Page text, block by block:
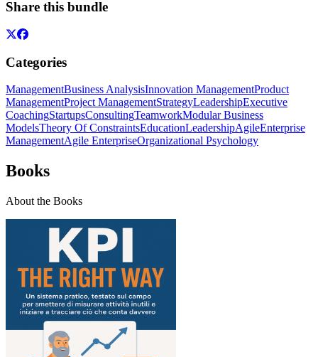
Share this bundle
Categories
ManagementBusiness AnalysisInnovation ManagementProduct
ManagementProject ManagementStrategyLeadershipExecutive
CoachingStartupsConsultingTeamworkModular Business
ModelsTheory Of ConstraintsEducationLeadershipAgileEnterprise
ManagementAgile EnterpriseOrganizational Psychology
Books
About the Books